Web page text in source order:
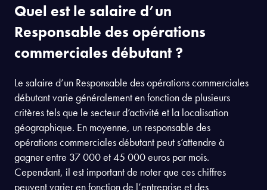
Quel est le salaire d’un
Responsable des opérations
commerciales débutant ?
Le salaire d’un Responsable des opérations commerciales
débutant varie généralement en fonction de plusieurs
critères tels que le secteur d’activité et la localisation
géographique. En moyenne, un responsable des
opérations commerciales débutant peut s’attendre à
gagner entre 37 000 et 45 000 euros par mois.
Cependant, il est important de noter que ces chiffres
peuvent varier en fonction de l’entreprise et des